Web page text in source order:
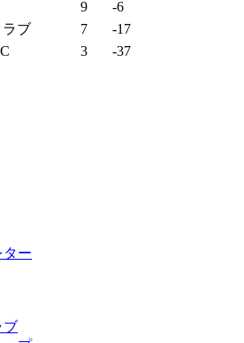
9
-6
ブ 7
-17
3
-37
ター
ブ